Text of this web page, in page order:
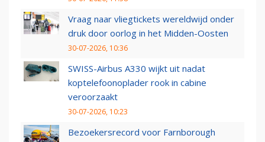
Vraag naar vliegtickets wereldwijd onder
druk door oorlog in het Midden-Oosten
30-07-2026, 10:36
SWISS-Airbus A330 wijkt uit nadat
koptelefoonoplader rook in cabine
veroorzaakt
30-07-2026, 10:23
Bezoekersrecord voor Farnborough